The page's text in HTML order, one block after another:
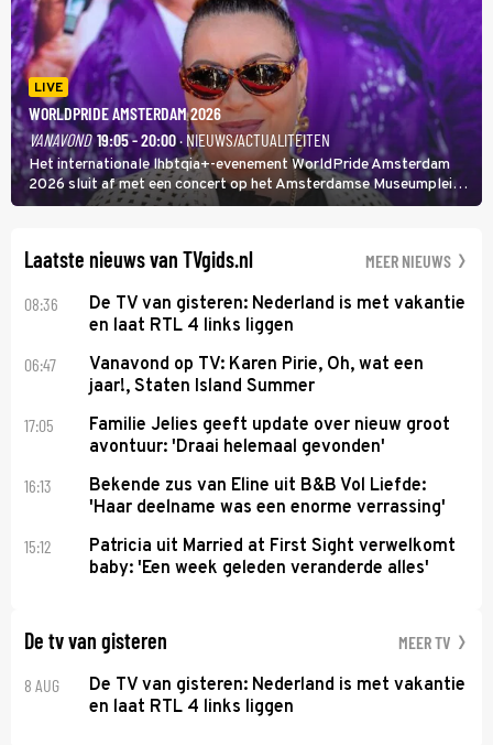
LIVE
WORLDPRIDE AMSTERDAM 2026
VANAVOND 19:05 - 20:00· NIEUWS/ACTUALITEITEN
Het internationale lhbtqia+-evenement WorldPride Amsterdam
2026 sluit af met een concert op het Amsterdamse Museumplein.
Anita Doth is een van de optredende artiesten. In de jaren 90
Laatste nieuws van TVgids.nl MEER NIEUWS
08:36
De TV van gisteren: Nederland is met vakantie
en laat RTL 4 links liggen
06:47
Vanavond op TV: Karen Pirie, Oh, wat een
jaar!, Staten Island Summer
17:05
Familie Jelies geeft update over nieuw groot
avontuur: 'Draai helemaal gevonden'
16:13
Bekende zus van Eline uit B&B Vol Liefde:
'Haar deelname was een enorme verrassing'
15:12
Patricia uit Married at First Sight verwelkomt
baby: 'Een week geleden veranderde alles'
De tv van gisteren MEER TV
8 AUG
De TV van gisteren: Nederland is met vakantie
en laat RTL 4 links liggen